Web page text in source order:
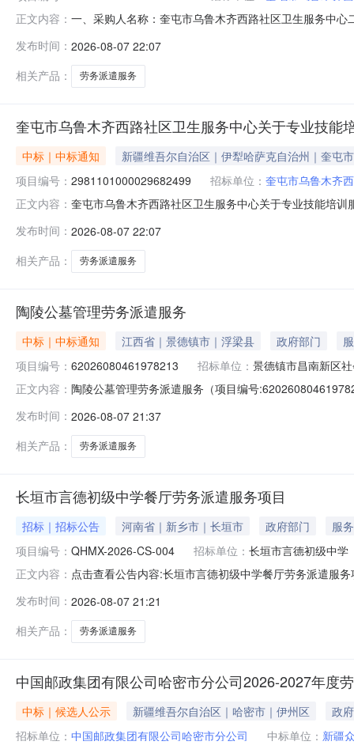
正文内容： 一、采购人名称：奎屯市乌鲁木齐西路社区卫生服务中
务派遣服务详见附件月1.00160160服务要求或标的基本
发布时间： 2026-08-07 22:07
相关产品：
劳务派遣服务
奎屯市乌鲁木齐西路社区卫生服务中心关于专业技能
中标｜中标通知
新疆维吾尔自治区｜伊犁哈萨克自治州｜奎屯市
项目编号： 2981101000029682499 招标单位： 奎屯市乌鲁木齐
正文内容： 奎屯市乌鲁木齐西路社区卫生服务中心关于专业技能培
购计划文号:采购计划金额（元）:项目所在行政区划编码
发布时间： 2026-08-07 22:07
相关产品：
劳务派遣服务
陶陵公墓管理劳务派遣服务
中标｜中标通知 江西省｜景德镇市｜浮梁县 政府部门
项目编号： 62026080461978213 招标单位： 景德镇市昌南新区
正文内容： 陶陵公墓管理劳务派遣服务（项目编号
2026-08-0718:00二、采购单位信息采购单位名称：景德
发布时间： 2026-08-07 21:37
相关产品：
劳务派遣服务
长垣市言德初级中学餐厅劳务派遣服务项目
招标｜招标公告 河南省｜新乡市｜长垣市 政府部门
服务
项目编号： QHMX-2026-CS-004 招标单位： 长垣市言德初级中学
正文内容： 点击查看公告内容:长垣市言德初级中学餐厅劳务派遣服
发布时间： 2026-08-07 21:21
相关产品：
劳务派遣服务
中国邮政集团有限公司哈密市分公司2026-2027年度
中标｜候选人公示 新疆维吾尔自治区｜哈密市｜伊州区
政
招标单位： 中国邮政集团有限公司哈密市分公司 中标单位： 新疆